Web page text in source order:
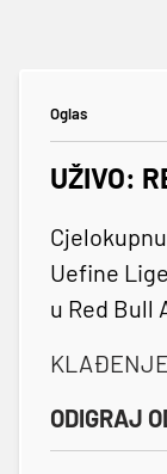
Oglas
UŽIVO:
Uefine
u Red Bull
ODIGRAJ